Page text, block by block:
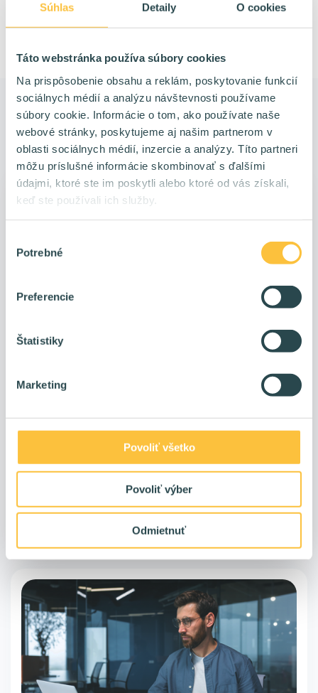
Súhlas Detaily O cookies
Táto webstránka používa súbory cookies
Na prispôsobenie obsahu a reklám, poskytovanie funkcií
sociálnych médií a analýzu návštevnosti používame
súbory cookie. Informácie o tom, ako používate naše
webové stránky, poskytujeme aj našim partnerom v
oblasti sociálnych médií, inzercie a analýzy. Títo partneri
môžu príslušné informácie skombinovať s ďalšími
údajmi, ktoré ste im poskytli alebo ktoré od vás získali,
keď ste používali ich služby.
súhlasu
Potrebné
Preferencie
Štatistiky
Marketing
Povoliť všetko
Povoliť výber
Odmietnuť
Podnikanie v IT IT firma
Ďalšie články
Podnikanie je dlhá cesta: Užitočné rady pre
každého, kto chce pracovať pre seba a na
sebe
S podnikaním sa spája sloboda. No nejde o ničnerobenie, ale o